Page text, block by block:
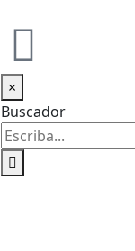
×
Buscador